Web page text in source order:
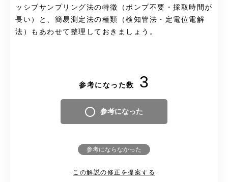
ッシブサンプリング法の特徴（ポンプ不要・採取時間が
長い）と、簡易測定法の種類（検知管法・定電位電解
法）もあわせて整理しておきましょう。
参考になった数 3
参考になった
参考にならなかった
この解説の修正を提案する